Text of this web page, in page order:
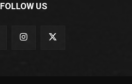
FOLLOW US